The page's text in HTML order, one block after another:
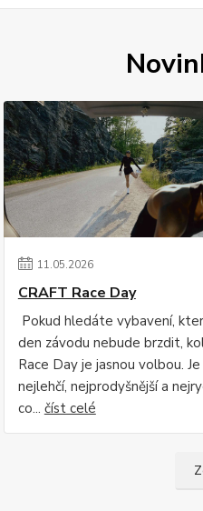
11.05.2026
CRAFT Race Day
Pokud hledáte vybavení,
den závodu nebude brzdit,
Race Day je jasnou volbou.
nejlehčí, nejprodyšnější a
co... číst celé